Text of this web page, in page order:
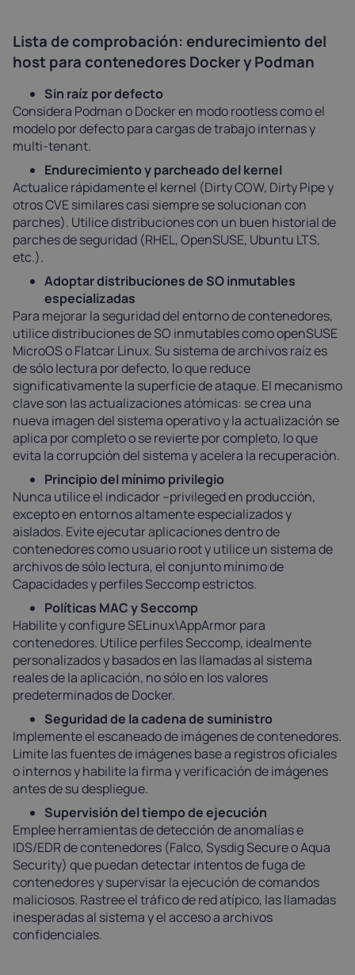
Lista de comprobación: endurecimiento del
host para contenedores Docker y Podman
Sin raíz por defecto
Considera Podman o Docker en modo rootless como el
modelo por defecto para cargas de trabajo internas y
multi-tenant.
Endurecimiento y parcheado del kernel
Actualice rápidamente el kernel (Dirty COW, Dirty Pipe y
otros CVE similares casi siempre se solucionan con
parches). Utilice distribuciones con un buen historial de
parches de seguridad (RHEL, OpenSUSE, Ubuntu LTS,
etc.).
Adoptar distribuciones de SO inmutables
especializadas
Para mejorar la seguridad del entorno de contenedores,
utilice distribuciones de SO inmutables como openSUSE
MicroOS o Flatcar Linux. Su sistema de archivos raíz es
de sólo lectura por defecto, lo que reduce
significativamente la superficie de ataque. El mecanismo
clave son las actualizaciones atómicas: se crea una
nueva imagen del sistema operativo y la actualización se
aplica por completo o se revierte por completo, lo que
evita la corrupción del sistema y acelera la recuperación.
Principio del mínimo privilegio
Nunca utilice el indicador --privileged en producción,
excepto en entornos altamente especializados y
aislados. Evite ejecutar aplicaciones dentro de
contenedores como usuario root y utilice un sistema de
archivos de sólo lectura, el conjunto mínimo de
Capacidades y perfiles Seccomp estrictos.
Políticas MAC y Seccomp
Habilite y configure SELinux\AppArmor para
contenedores. Utilice perfiles Seccomp, idealmente
personalizados y basados en las llamadas al sistema
reales de la aplicación, no sólo en los valores
predeterminados de Docker.
Seguridad de la cadena de suministro
Implemente el escaneado de imágenes de contenedores.
Limite las fuentes de imágenes base a registros oficiales
o internos y habilite la firma y verificación de imágenes
antes de su despliegue.
Supervisión del tiempo de ejecución
Emplee herramientas de detección de anomalías e
IDS/EDR de contenedores (Falco, Sysdig Secure o Aqua
Security) que puedan detectar intentos de fuga de
contenedores y supervisar la ejecución de comandos
maliciosos. Rastree el tráfico de red atípico, las llamadas
inesperadas al sistema y el acceso a archivos
confidenciales.